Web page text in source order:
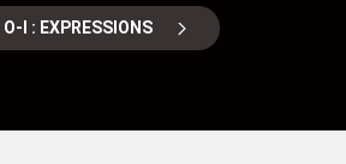
I : EXPRESSIONS